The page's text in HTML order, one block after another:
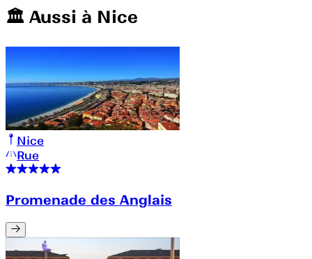
🏛️️ Aussi à Nice
Nice
Rue
Promenade des Anglais